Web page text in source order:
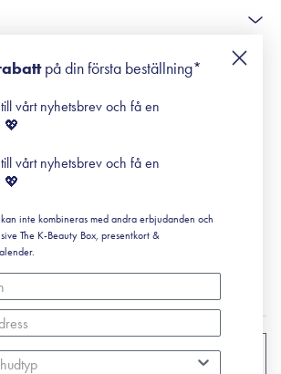
och svar
SVERIGE
på din första beställning*
vårt nyhetsbrev och få en
💖
vårt nyhetsbrev och få en
💖
inte kombineras med andra erbjudanden och
The K-Beauty Box, presentkort &